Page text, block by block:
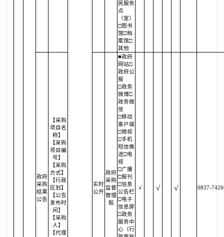
民服务
点
（室）
□图书
馆□档
案馆□
其他
政府
采购
结果
公告
【采购
项目名
称】
【采购
项目编
号】
【采购
方式】
【行政
区划】
【公告
发布时
间】
【采购
人】
【代理
实时
公开
政府
采购
监督
管理
股
■政府
网站□
政府公
报
□政务
微博□
政务微
信
□移动
客户端
□微视
□手机
短信推
送□电
视
□广播
□报刊
□信息
公告栏
□电子
信息屏
□政务
服务中
心（行
√ √ √ 0837-